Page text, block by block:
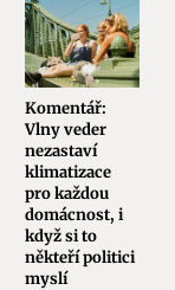
Komentář:
Vlny veder
nezastaví
klimatizace
pro každou
domácnost, i
když si to
někteří politici
myslí